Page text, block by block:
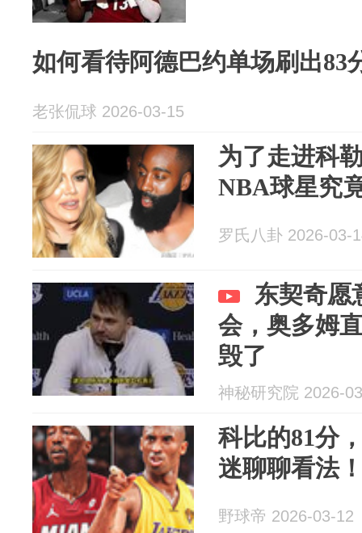
如何看待阿德巴约单场刷出83
老张侃球 2026-03-15
为了走进科
NBA球星究
罗氏八卦 2026-03-
东契奇愿
会，奥多姆
毁了
神秘研究院 2026-
科比的81分
迷聊聊看法
野球帝 2026-03-12